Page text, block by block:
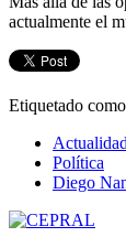
actualmente el
Etiquetado como
Política
Diego